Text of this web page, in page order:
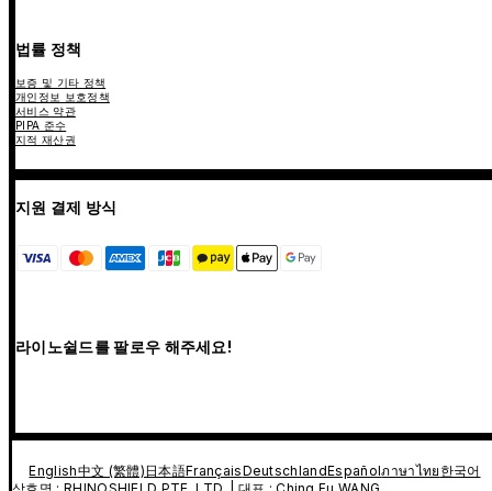
법률 정책
보증 및 기타 정책
개인정보 보호정책
서비스 약관
PIPA 준수
지적 재산권
지원 결제 방식
라이노쉴드를 팔로우 해주세요!
English中文 (繁體) 日本語FrançaisDeutschlandEspañolภาษาไทย 한국어